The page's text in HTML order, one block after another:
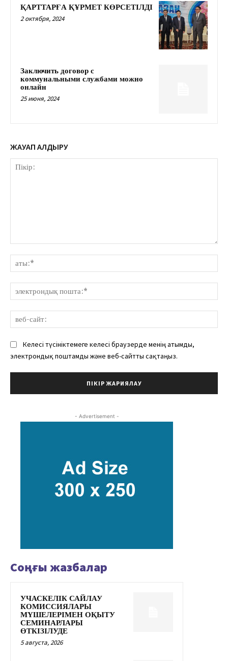
ҚАРТТАРҒА ҚҰРМЕТ КӨРСЕТІЛДІ
2 октября, 2024
Заключить договор с
коммунальными службами можно
онлайн
25 июня, 2024
ЖАУАП ҚАЛДЫРУ
Келесі түсініктемеге келесі браузерде менің атымды,
электрондық поштамды және веб-сайтты сақтаңыз.
- Advertisement -
Соңғы жазбалар
УЧАСКЕЛІК САЙЛАУ
КОМИССИЯЛАРЫ
МҮШЕЛЕРІМЕН ОҚЫТУ
СЕМИНАРЛАРЫ
ӨТКІЗІЛУДЕ
5 августа, 2026